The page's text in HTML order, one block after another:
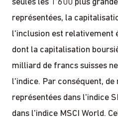
seules les 1'600 plus
représentées, la
l'inclusion est relativement
dont la capitalisation
milliard de francs suisses
l'indice. Par conséquent,
représentées dans l'indice
dans l'indice MSCI World.